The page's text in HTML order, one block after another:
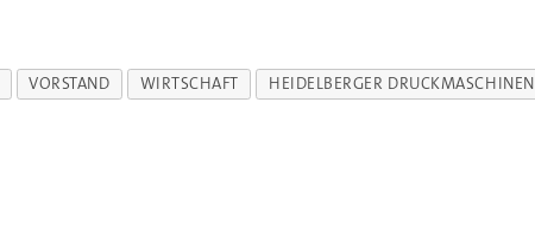
VORSTAND WIRTSCHAFT HEIDELBERGER DRUCKMASCHINEN